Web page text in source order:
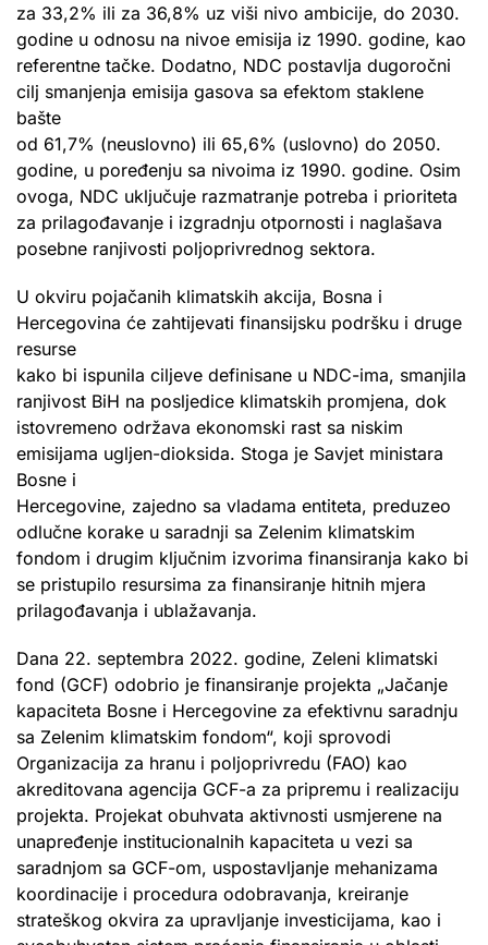
za 33,2% ili za 36,8% uz viši nivo ambicije, do 2030.
godine u odnosu na nivoe emisija iz 1990. godine, kao
referentne tačke. Dodatno, NDC postavlja dugoročni
cilj smanjenja emisija gasova sa efektom staklene
bašte
od 61,7% (neuslovno) ili 65,6% (uslovno) do 2050.
godine, u poređenju sa nivoima iz 1990. godine. Osim
ovoga, NDC uključuje razmatranje potreba i prioriteta
za prilagođavanje i izgradnju otpornosti i naglašava
posebne ranjivosti poljoprivrednog sektora.
U okviru pojačanih klimatskih akcija, Bosna i
Hercegovina će zahtijevati finansijsku podršku i druge
resurse
kako bi ispunila ciljeve definisane u NDC-ima, smanjila
ranjivost BiH na posljedice klimatskih promjena, dok
istovremeno održava ekonomski rast sa niskim
emisijama ugljen-dioksida. Stoga je Savjet ministara
Bosne i
Hercegovine, zajedno sa vladama entiteta, preduzeo
odlučne korake u saradnji sa Zelenim klimatskim
fondom i drugim ključnim izvorima finansiranja kako bi
se pristupilo resursima za finansiranje hitnih mjera
prilagođavanja i ublažavanja.
Dana 22. septembra 2022. godine, Zeleni klimatski
fond (GCF) odobrio je finansiranje projekta „Jačanje
kapaciteta Bosne i Hercegovine za efektivnu saradnju
sa Zelenim klimatskim fondom“, koji sprovodi
Organizacija za hranu i poljoprivredu (FAO) kao
akreditovana agencija GCF-a za pripremu i realizaciju
projekta. Projekat obuhvata aktivnosti usmjerene na
unapređenje institucionalnih kapaciteta u vezi sa
saradnjom sa GCF-om, uspostavljanje mehanizama
koordinacije i procedura odobravanja, kreiranje
strateškog okvira za upravljanje investicijama, kao i